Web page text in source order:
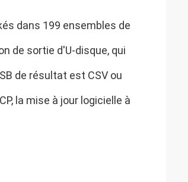
dans 199 ensembles de
de sortie d'U-disque, qui
de résultat est CSV ou
la mise à jour logicielle à